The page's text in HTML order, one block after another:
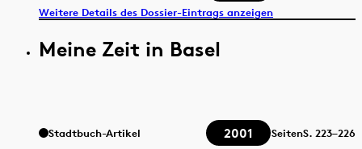
Weitere Details des Dossier-Eintrags anzeigen
Meine Zeit in Basel
Stadtbuch-Artikel 2001 SeitenS. 223–226